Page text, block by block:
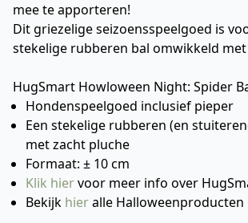
mee te apporteren!
Dit griezelige seizoensspeelgoed is
stekelige rubberen bal omwikkeld
HugSmart Howloween Night: Spider
Hondenspeelgoed inclusief pieper
Een stekelige rubberen (en
met zacht pluche
Formaat: ± 10 cm
Klik hiervoor meer info over
Bekijk hieralle Halloweenproducten